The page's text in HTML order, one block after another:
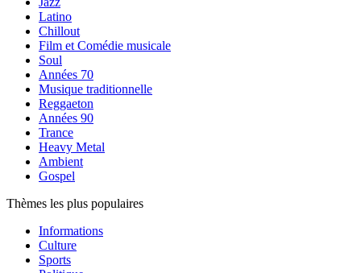
Latino
Chillout
Film et Comédie musicale
Soul
Années 70
Musique traditionnelle
Reggaeton
Années 90
Trance
Heavy Metal
Ambient
Gospel
Thèmes les plus populaires
Informations
Culture
Sports